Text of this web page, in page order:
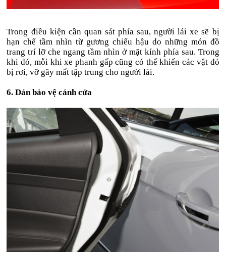
Trong điều kiện cần quan sát phía sau, người lái xe sẽ bị
hạn chế tầm nhìn từ gương chiếu hậu do những món đồ
trang trí lỡ che ngang tầm nhìn ở mặt kính phía sau. Trong
khi đó, mỗi khi xe phanh gấp cũng có thể khiến các vật đó
bị rơi, vỡ gây mất tập trung cho người lái.
6. Dán bảo vệ cánh cửa